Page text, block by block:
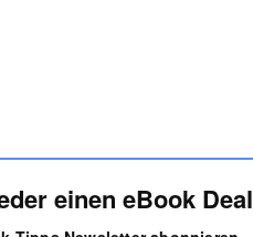
einen eBook Deal